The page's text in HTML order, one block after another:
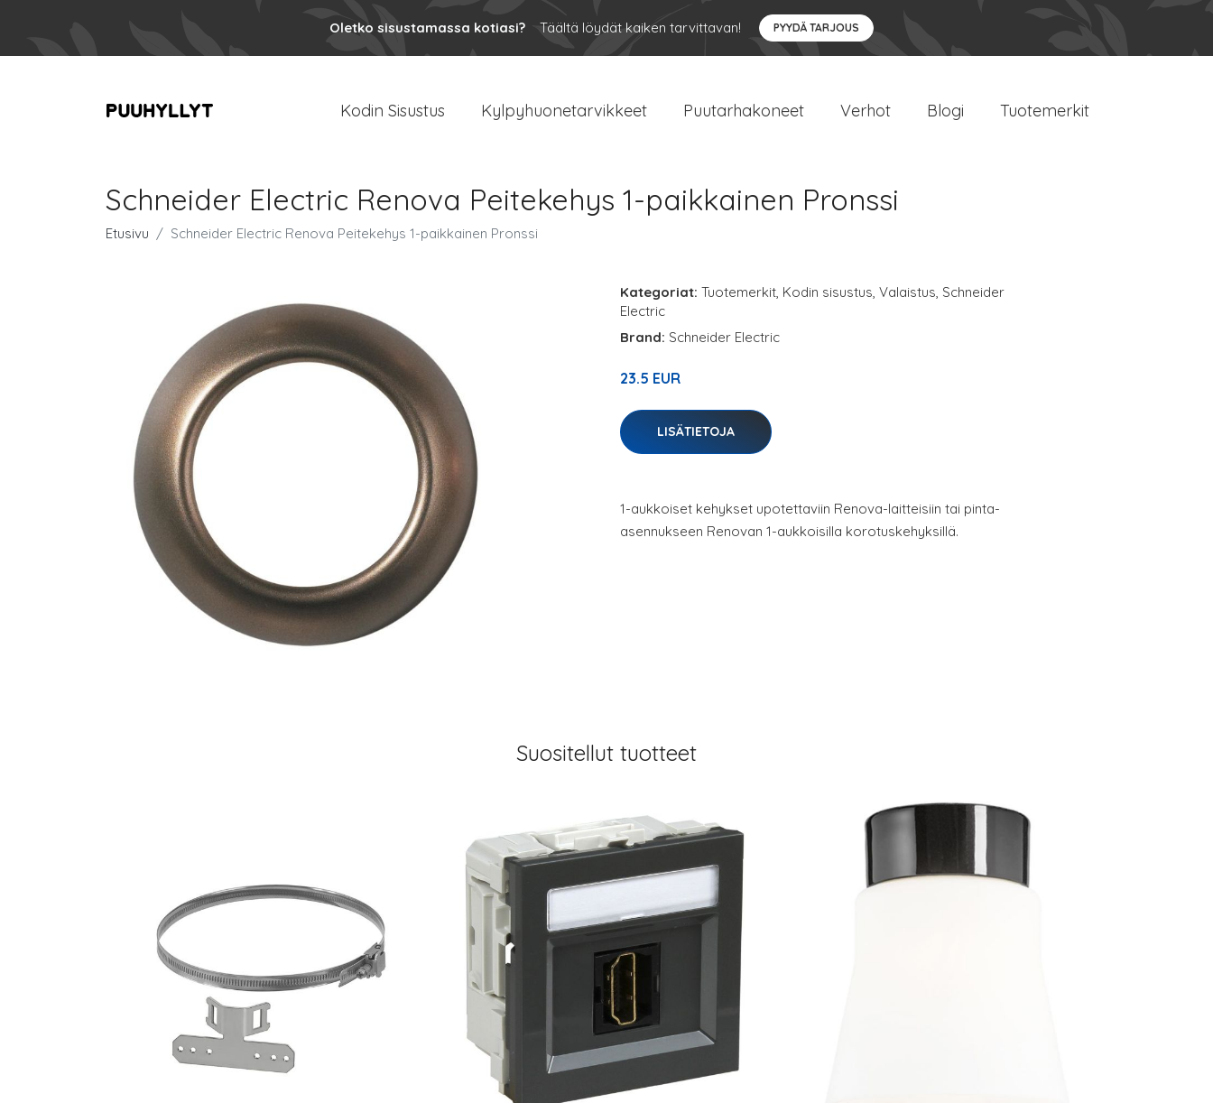
Oletko sisustamassa kotiasi? Täältä löydät kaiken tarvittavan! PYYDÄ TARJOUS
Kodin Sisustus Kylpyhuonetarvikkeet Puutarhakoneet Verhot Blogi Tuotemerkit
Schneider Electric Renova Peitekehys 1-paikkainen Pronssi
Etusivu Schneider Electric Renova Peitekehys 1-paikkainen Pronssi
Kategoriat: Tuotemerkit, Kodin sisustus, Valaistus, Schneider
Electric
Brand: Schneider Electric
23.5 EUR
LISÄTIETOJA
1-aukkoiset kehykset upotettaviin Renova-laitteisiin tai pinta-
asennukseen Renovan 1-aukkoisilla korotuskehyksillä.
Suositellut tuotteet